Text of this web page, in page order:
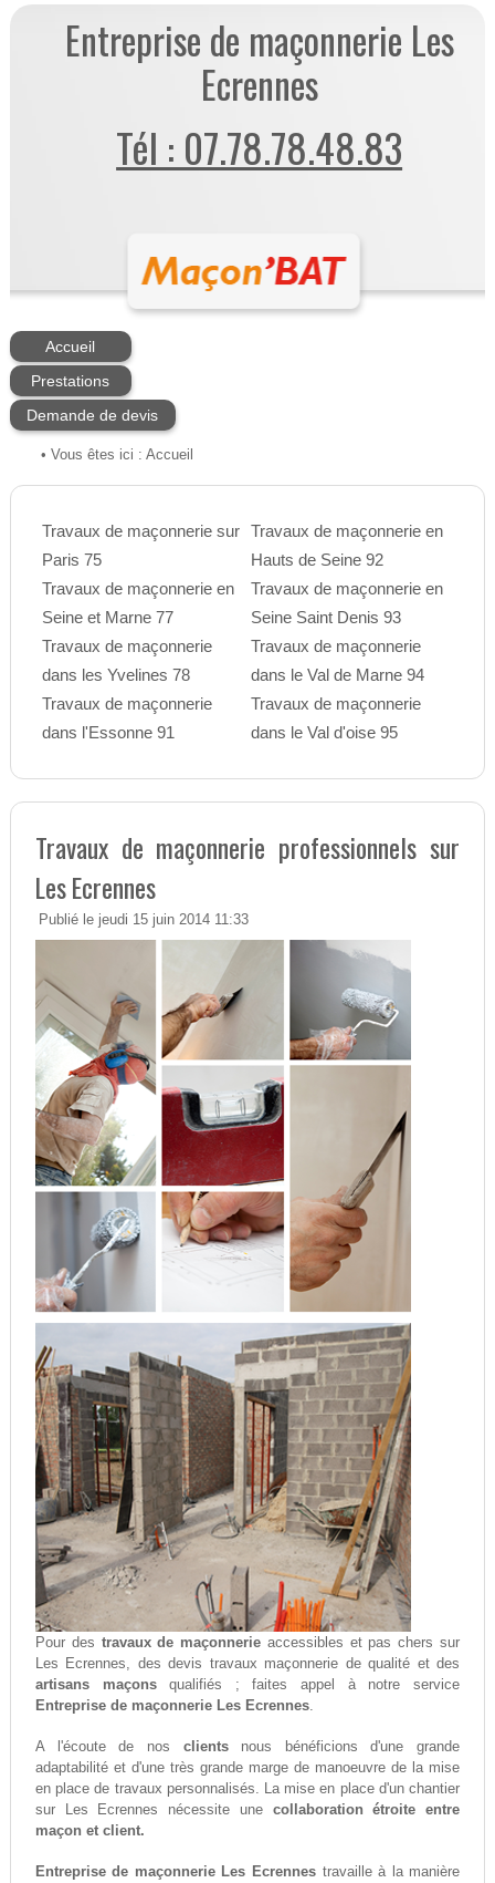
Entreprise de maçonnerie Les
Ecrennes
Tél : 07.78.78.48.83
Accueil
Prestations
Demande de devis
• Vous êtes ici : Accueil
Travaux de maçonnerie sur
Paris 75
Travaux de maçonnerie en
Seine et Marne 77
Travaux de maçonnerie
dans les Yvelines 78
Travaux de maçonnerie
dans l'Essonne 91
Travaux de maçonnerie en
Hauts de Seine 92
Travaux de maçonnerie en
Seine Saint Denis 93
Travaux de maçonnerie
dans le Val de Marne 94
Travaux de maçonnerie
dans le Val d'oise 95
Travaux de maçonnerie professionnels sur
Les Ecrennes
Publié le jeudi 15 juin 2014 11:33
Pour des travaux de maçonnerie accessibles et pas chers sur
Les Ecrennes, des devis travaux maçonnerie de qualité et des
artisans maçonsqualifiés ; faites appel à notre service
Entreprise de maçonnerie Les Ecrennes.
A l'écoute de nos clientsnous bénéficions d'une grande
adaptabilité et d'une très grande marge de manoeuvre de la mise
en place de travaux personnalisés. La mise en place d'un chantier
sur Les Ecrennes nécessite une collaboration étroite entre
maçon et client.
Entreprise de maçonnerie Les Ecrennes travaille à la manière